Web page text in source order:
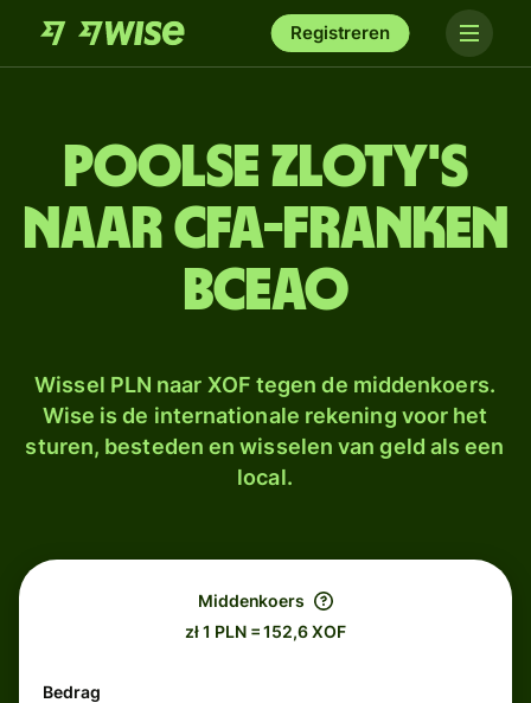
Registreren
Poolse zloty's
naar CFA-franken
BCEAO
Wissel PLN naar XOF tegen de middenkoers.
Wise is de internationale rekening voor het
sturen, besteden en wisselen van geld als een
local.
Middenkoers
zł 1 PLN = 152,6 XOF
Bedrag